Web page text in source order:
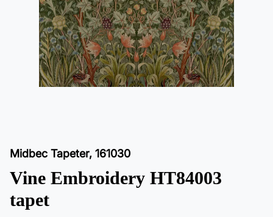
Midbec Tapeter, 161030
Vine Embroidery HT84003
tapet